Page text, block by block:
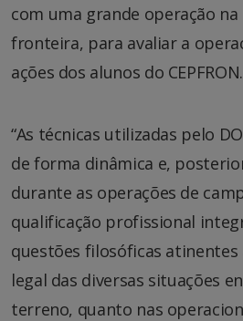
com uma grande operação na
fronteira, para avaliar a
ações dos alunos do CEPFRON.
“As técnicas utilizadas pelo
de forma dinâmica e,
durante as operações de
qualificação profissional
questões filosóficas
legal das diversas situações
terreno, quanto nas